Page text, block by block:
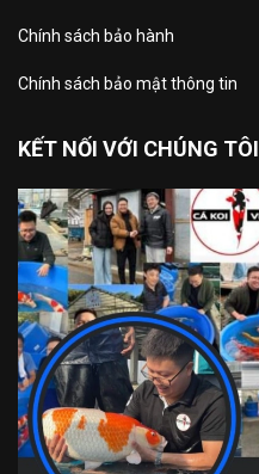
Chính sách bảo hành
Chính sách bảo mật thông tin
KẾT NỐI VỚI CHÚNG TÔI